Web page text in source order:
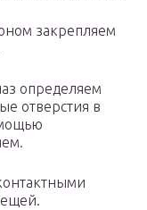
закрепляем
определяем
отверстия в